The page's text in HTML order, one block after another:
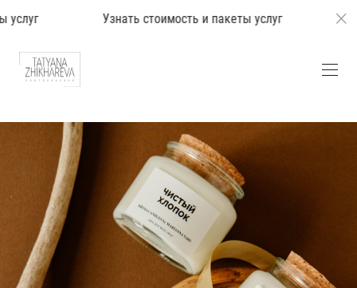
стоимость и пакеты услуг Узнать стоимость и